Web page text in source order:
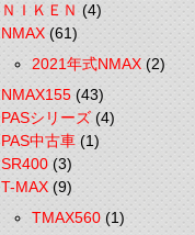
ＮＩＫＥＮ(4)
NMAX(61)
2021年式NMAX(2)
NMAX155(43)
PASシリーズ(4)
PAS中古車(1)
SR400(3)
T-MAX(9)
TMAX560(1)